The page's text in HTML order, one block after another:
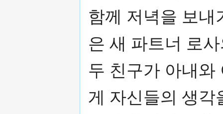
함께 저녁을 보내
은 새 파트너 로
두 친구가 아내와
게 자신들의 생각